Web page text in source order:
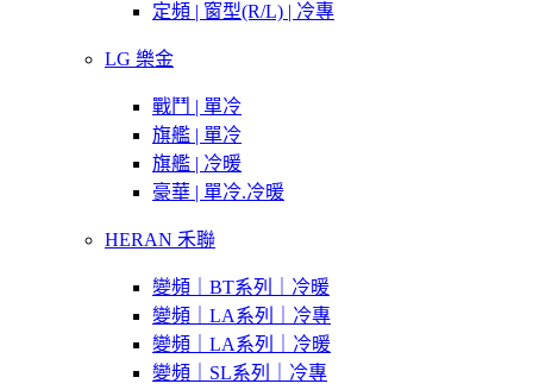
定頻 | 窗型(R/L) | 冷專
LG 樂金
戰鬥 | 單冷
旗艦 | 單冷
旗艦 | 冷暖
豪華 | 單冷.冷暖
HERAN 禾聯
變頻｜BT系列｜冷暖
變頻｜LA系列｜冷專
變頻｜LA系列｜冷暖
變頻｜SL系列｜冷專